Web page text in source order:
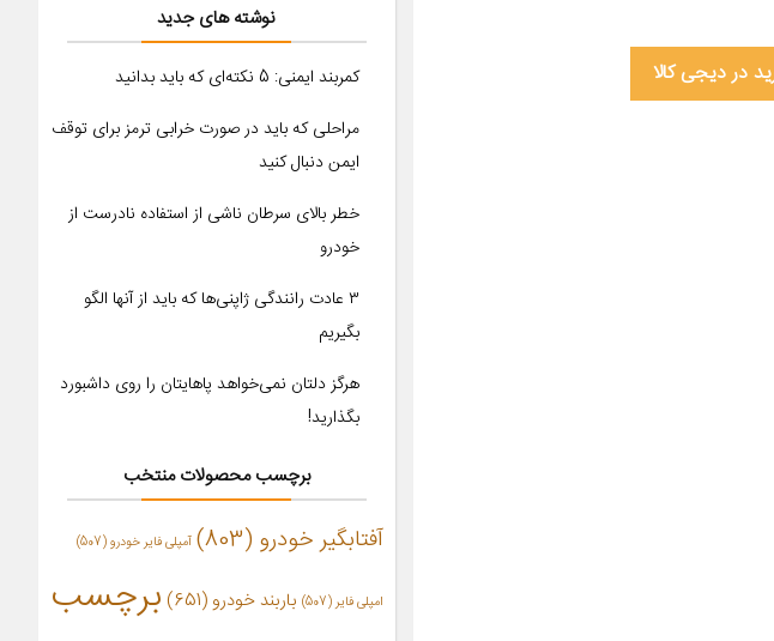
در دیجی کالا
نوشته های جدید
کمربند ایمنی: 5 نکته‌ای که باید بدانید
مراحلی که باید در صورت خرابی ترمز برای توقف
ایمن دنبال کنید
خطر بالای سرطان ناشی از استفاده نادرست از
خودرو
۳ عادت رانندگی ژاپنی‌ها که باید از آنها الگو
بگیریم
هرگز دلتان نمی‌خواهد پاهایتان را روی داشبورد
بگذارید!
برچسب محصولات منتخب
آفتابگیر خودرو (803) آمپلی فایر خودرو(507)
امپلی فایر (507) باربند خودرو(651)
برچسب